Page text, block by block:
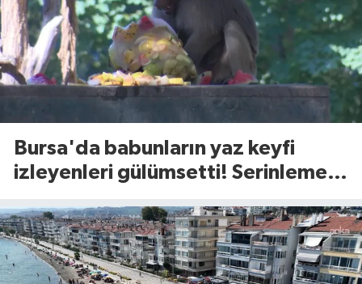
Bursa'da babunların yaz keyfi
izleyenleri gülümsetti! Serinleme